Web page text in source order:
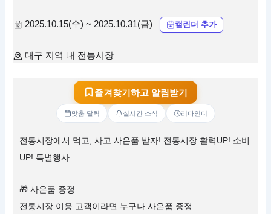
2025.10.15(수) ~ 2025.10.31(금) 캘린더 추가
대구 지역 내 전통시장
즐겨찾기하고 알림받기
맞춤 달력 실시간 소식 리마인더
전통시장에서 먹고, 사고 사은품 받자! 전통시장 활력UP! 소비
UP! 특별행사
🎁 사은품 증정
전통시장 이용 고객이라면 누구나 사은품 증정